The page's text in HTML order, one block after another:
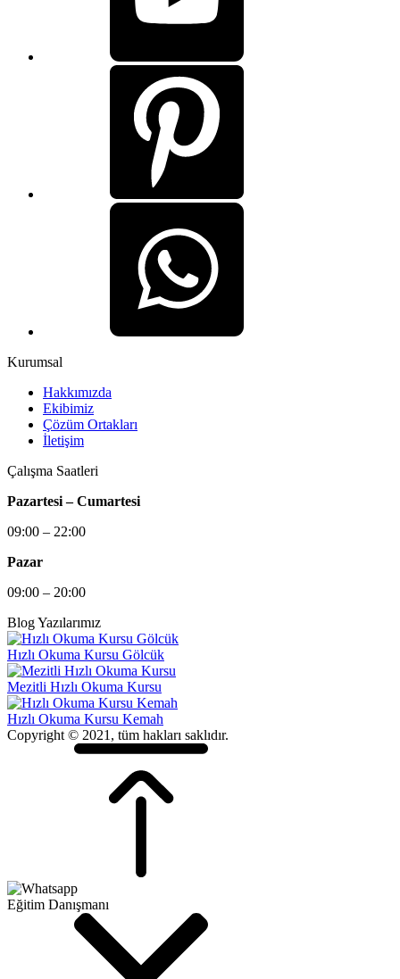
Kurumsal
Hakkımızda
Ekibimiz
Çözüm Ortakları
İletişim
Çalışma Saatleri
Pazartesi – Cumartesi
09:00 – 22:00
Pazar
09:00 – 20:00
Blog Yazılarımız
Hızlı Okuma Kursu Gölcük
Mezitli Hızlı Okuma Kursu
Hızlı Okuma Kursu Kemah
Copyright © 2021, tüm hakları saklıdır.
Eğitim Danışmanı